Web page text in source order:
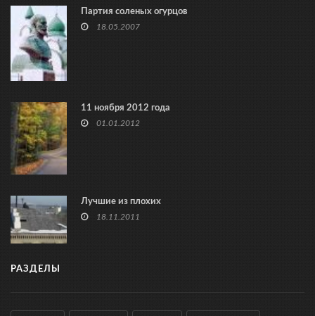
Партия соленых огурцов
18.05.2007
11 ноября 2012 года
01.01.2012
Лучшие из плохих
18.11.2011
РАЗДЕЛЫ